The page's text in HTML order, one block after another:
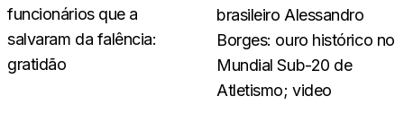
funcionários que a
salvaram da falência:
gratidão
brasileiro Alessandro
Borges: ouro histórico no
Mundial Sub-20 de
Atletismo; video